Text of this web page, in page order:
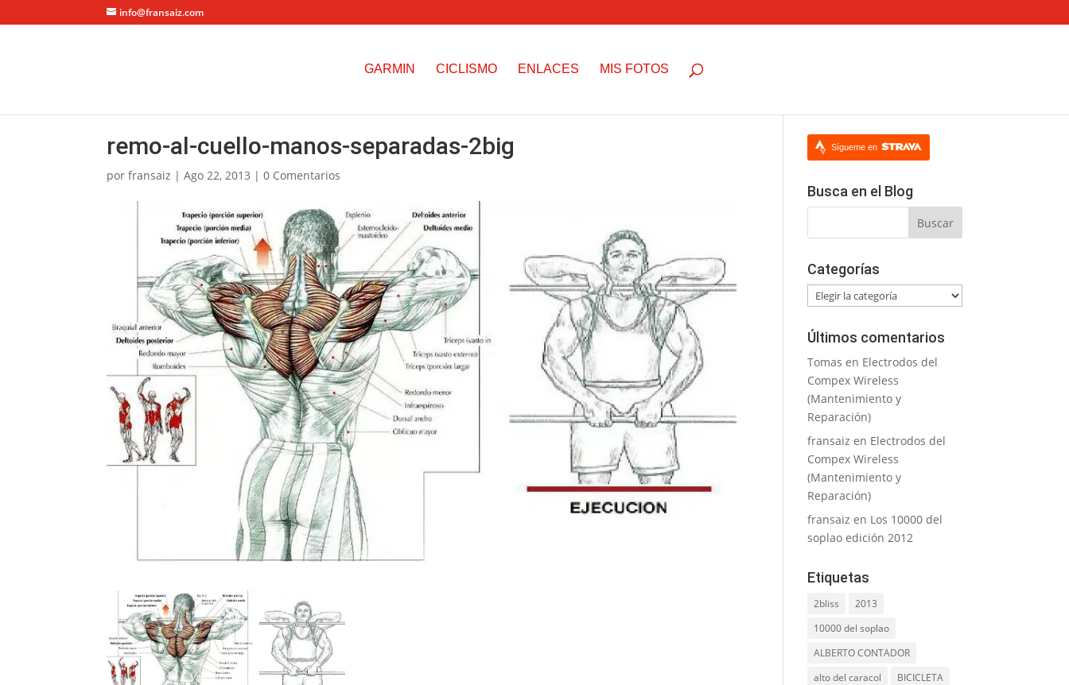
info@fransaiz.com
GARMIN CICLISMO ENLACES MIS FOTOS
remo-al-cuello-manos-separadas-2big
porfransaiz |Ago 22, 2013 |0 Comentarios
Sígueme en
Busca en el Blog
Categorías
Categorías
Últimos comentarios
Tomas en Electrodos del
Compex Wireless
(Mantenimiento y
Reparación)
fransaiz en Electrodos del
Compex Wireless
(Mantenimiento y
Reparación)
fransaiz en Los 10000 del
soplao edición 2012
Etiquetas
2bliss
2013
10000 del soplao
ALBERTO CONTADOR
alto del caracol
BICICLETA